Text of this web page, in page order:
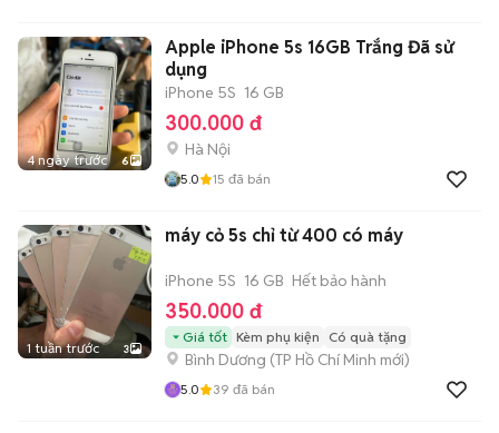
4 ngày trước 6
Apple iPhone 5s 16GB Trắng Đã sử
dụng
iPhone 5S 16 GB
300.000 đ
Hà Nội
5.0 15 đã bán
1 tuần trước 3
máy cỏ 5s chỉ từ 400 có máy
iPhone 5S 16 GB Hết bảo hành
350.000 đ
Giá tốt Kèm phụ kiện Có quà tặng
Bình Dương (TP Hồ Chí Minh mới)
5.0 39 đã bán